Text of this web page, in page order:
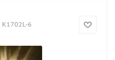
K1702L-6